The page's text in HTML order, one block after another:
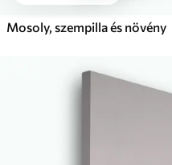
Mosoly, szempilla és növény